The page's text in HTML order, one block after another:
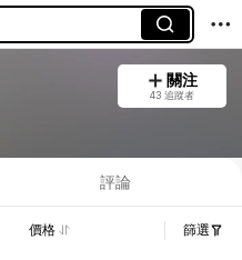
關注
43 追蹤者
評論
價格 篩選